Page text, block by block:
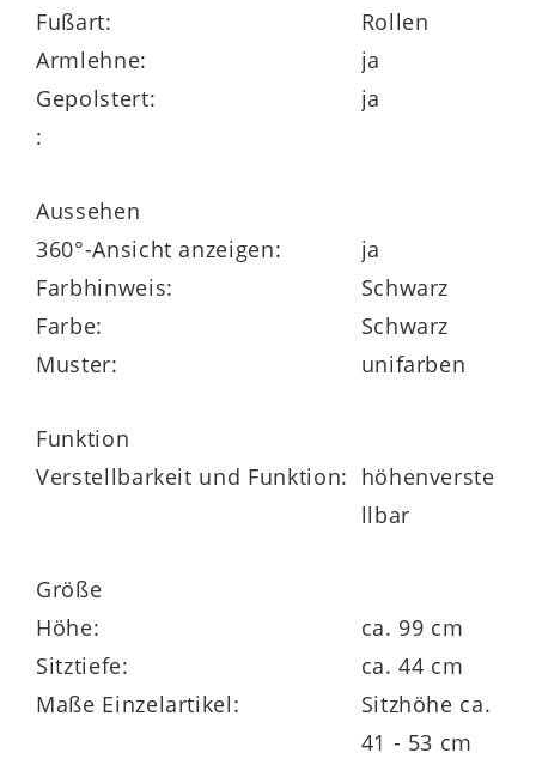
Synchronmechanik BS mit neigbarer
Rückenlehne
für ergonomisch korrektes Sitzen mit
Rückenlehne höhenverstellbar per
Rastermechanik
Maße
ca. 99-120 x 68 cm (HxT)
Sitztiefe ca. 44 cm
Fußart:
Rollen
Armlehne:
ja
Gepolstert:
ja
:
Aussehen
360°-Ansicht anzeigen:
ja
Farbhinweis:
Schwarz
Farbe:
Schwarz
Muster:
unifarben
Funktion
Verstellbarkeit und Funktion: höhenverste
llbar
Größe
Höhe:
ca. 99 cm
Sitztiefe:
ca. 44 cm
Maße Einzelartikel:
Sitzhöhe ca.
41 - 53 cm